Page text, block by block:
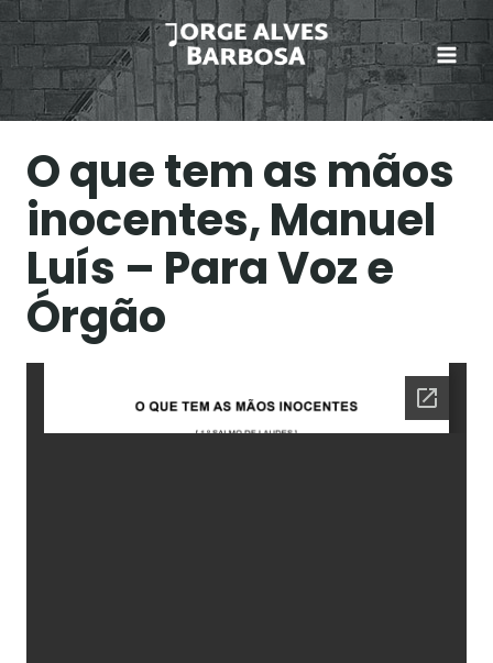
Skip
to
content
O que tem as mãos
inocentes, Manuel
Luís – Para Voz e
Órgão